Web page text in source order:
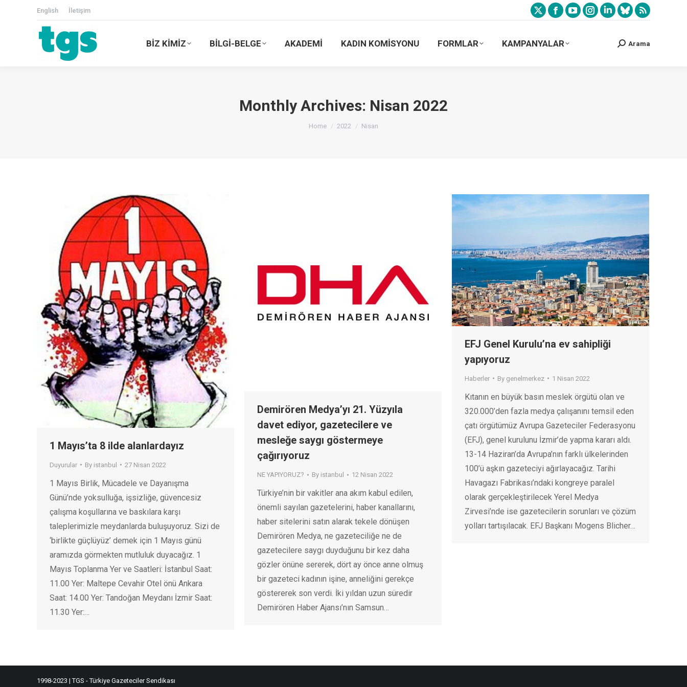
English İletişim
BİZ KİMİZ BİLGİ-BELGE AKADEMİ KADIN KOMİSYONU FORMLAR KAMPANYALAR Arama
Monthly Archives: Nisan 2022
You are here:
Home 2022 Nisan
1 Mayıs’ta 8 ilde alanlardayız
Duyurular By istanbul 27 Nisan 2022
1 Mayıs Birlik, Mücadele ve Dayanışma
Günü’nde yoksulluğa, işsizliğe, güvencesiz
çalışma koşullarına ve baskılara karşı
taleplerimizle meydanlarda buluşuyoruz. Sizi de
‘birlikte güçlüyüz’ demek için 1 Mayıs günü
aramızda görmekten mutluluk duyacağız. 1
Mayıs Toplanma Yer ve Saatleri: İstanbul Saat:
11.00 Yer: Maltepe Cevahir Otel önü Ankara
Saat: 14.00 Yer: Tandoğan Meydanı İzmir Saat:
11.30 Yer:…
Demirören Medya’yı 21. Yüzyıla
davet ediyor, gazetecilere ve
mesleğe saygı göstermeye
çağırıyoruz
NE YAPIYORUZ? By istanbul 12 Nisan 2022
Türkiye’nin bir vakitler ana akım kabul edilen,
önemli sayılan gazetelerini, haber kanallarını,
haber sitelerini satın alarak tekele dönüşen
Demirören Medya, ne gazeteciliğe ne de
gazetecilere saygı duyduğunu bir kez daha
gözler önüne sererek, dört ay önce anne olmuş
bir gazeteci kadının işine, anneliğini gerekçe
göstererek son verdi. İki yıldan uzun süredir
Demirören Haber Ajansı’nın Samsun…
EFJ Genel Kurulu’na ev sahipliği
yapıyoruz
Haberler By genelmerkez 1 Nisan 2022
Kıtanın en büyük basın meslek örgütü olan ve
320.000’den fazla medya çalışanını temsil eden
çatı örgütümüz Avrupa Gazeteciler Federasyonu
(EFJ), genel kurulunu İzmir’de yapma kararı aldı.
13-14 Haziran’da Avrupa’nın farklı ülkelerinden
100’ü aşkın gazeteciyi ağırlayacağız. Tarihi
Havagazı Fabrikası’ndaki kongreye paralel
olarak gerçekleştirilecek Yerel Medya
Zirvesi’nde ise gazetecilerin sorunları ve çözüm
yolları tartışılacak. EFJ Başkanı Mogens Blicher…
1998-2023 | TGS - Türkiye Gazeteciler Sendikası